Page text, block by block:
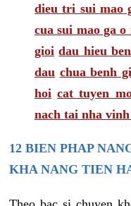
dieu tri sui mao
cua sui mao ga o
gioi dau hieu
dau chua benh
hoi cat tuyen
nach tai nha
12 BIEN PHAP
KHA NANG TIEN